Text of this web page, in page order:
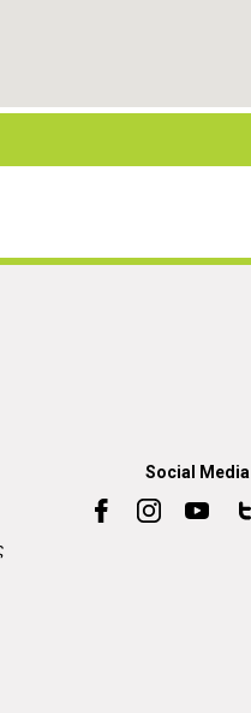
Social Media